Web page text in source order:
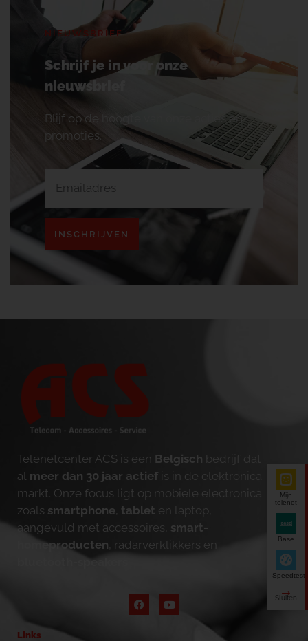
NIEUWSBRIEF
Schrijf je in voor onze
nieuwsbrief
Blijf op de hoogte van onze acties en
promoties.
INSCHRIJVEN
Telenetcenter ACS is een Belgisch bedrijf dat
al meer dan 30 jaar actief is in de elektronica
markt. Onze focus ligt op mobiele electronica
zoals smartphone tablet en laptop,
aangevuld met accessoires, smart-
homeproducten , radarverklikkers en
bluetooth-speakers
Links
Mijn
telenet
Base
Speedtest